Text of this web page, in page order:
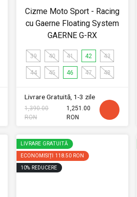
Cizme Moto Sport - Racing
cu Gaerne Floating System
GAERNE G-RX
39 40 41 42 43
44 45 46 47 48
Livrare Gratuită, 1-3 zile
1,390.00
RON
1,251.00
RON
LIVRARE GRATUITĂ
ECONOMISIȚI 118.50 RON
10% REDUCERE